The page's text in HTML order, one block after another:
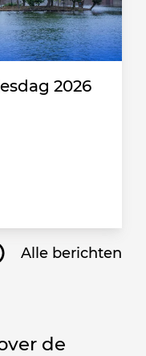
2026
Alle berichten
de